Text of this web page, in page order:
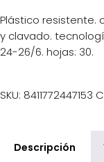
Plástico resistente.
y clavado.
24-26/6. hojas: 30.
SKU: 8411772447153
Descripción